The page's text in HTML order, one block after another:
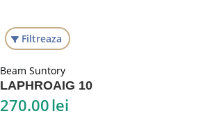
Filtreaza
Beam Suntory
LAPHROAIG 10
270.00lei